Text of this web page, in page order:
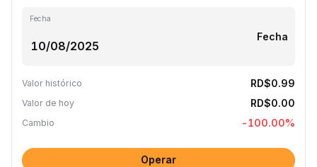
Fecha
Fecha
Valor histórico RD$0.99
Valor de hoy RD$0.00
Cambio -100.00%
Operar